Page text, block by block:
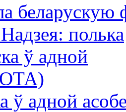
беларускую
ў адной